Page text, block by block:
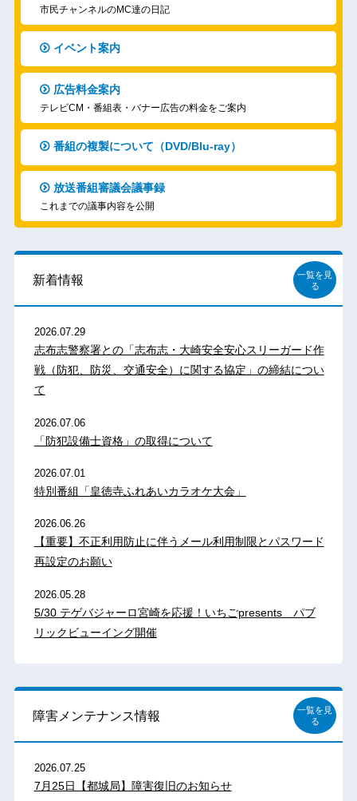
市民チャンネルのMC達の日記
イベント案内
広告料金案内
テレビCM・番組表・バナー広告の料金をご案内
番組の複製について（DVD/Blu-ray）
放送番組審議会議事録
これまでの議事内容を公開
新着情報
一覧を見
る
2026.07.29
志布志警察署との「志布志・大崎安全安心スリーガード作
戦（防犯、防災、交通安全）に関する協定」の締結につい
て
2026.07.06
「防犯設備士資格」の取得について
2026.07.01
特別番組「皇徳寺ふれあいカラオケ大会」
2026.06.26
【重要】不正利用防止に伴うメール利用制限とパスワード
再設定のお願い
2026.05.28
5/30 テゲバジャーロ宮崎を応援！いちごpresents パブ
リックビューイング開催
障害メンテナンス情報
一覧を見
る
2026.07.25
7月25日【都城局】障害復旧のお知らせ